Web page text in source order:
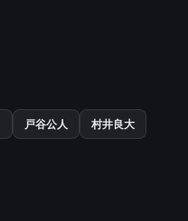
戸谷公人 村井良大